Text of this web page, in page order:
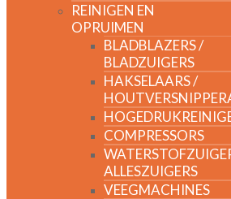
REINIGEN EN
OPRUIMEN
BLADBLAZERS /
BLADZUIGERS
HAKSELAARS /
COMPRESSORS
ALLESZUIGERS
VEEGMACHINES